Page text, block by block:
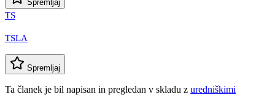
Spremljaj
TS
TSLA
Spremljaj
Ta članek je bil napisan in pregledan v skladu z uredniškimi